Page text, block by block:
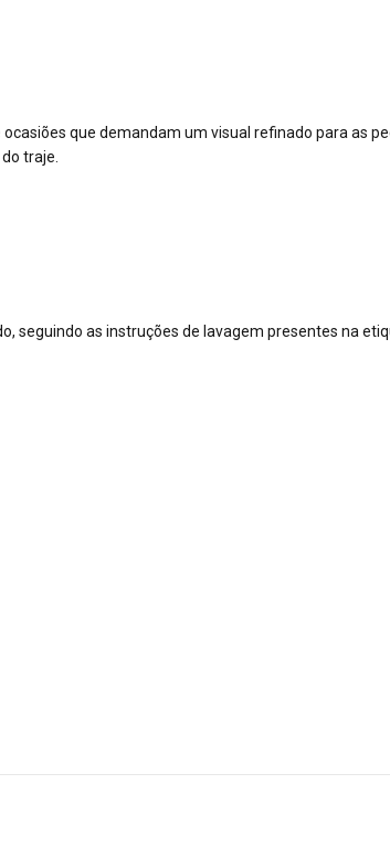
que demandam um visual refinado para as
traje.
seguindo as instruções de lavagem presentes na